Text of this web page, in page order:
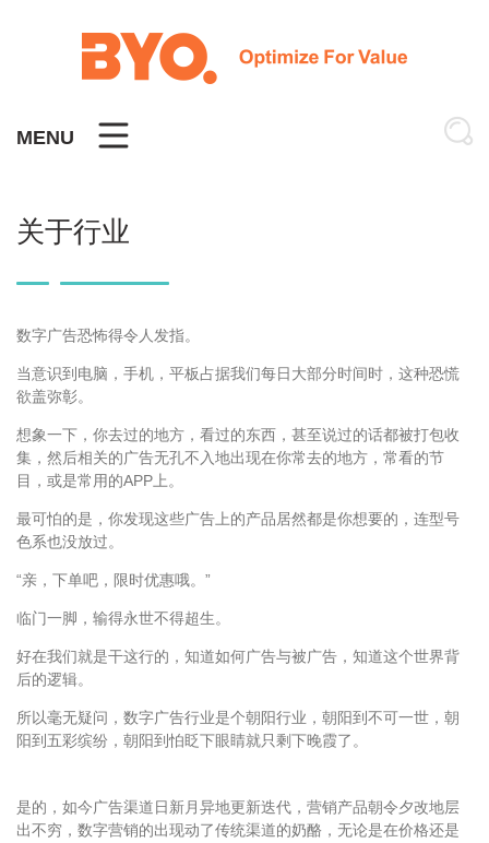
MENU
关于行业
数字广告恐怖得令人发指。
当意识到电脑，手机，平板占据我们每日大部分时间时，这种恐慌
欲盖弥彰。
想象一下，你去过的地方，看过的东西，甚至说过的话都被打包收
集，然后相关的广告无孔不入地出现在你常去的地方，常看的节
目，或是常用的APP上。
最可怕的是，你发现这些广告上的产品居然都是你想要的，连型号
色系也没放过。
“亲，下单吧，限时优惠哦。”
临门一脚，输得永世不得超生。
好在我们就是干这行的，知道如何广告与被广告，知道这个世界背
后的逻辑。
所以毫无疑问，数字广告行业是个朝阳行业，朝阳到不可一世，朝
阳到五彩缤纷，朝阳到怕眨下眼睛就只剩下晚霞了。
是的，如今广告渠道日新月异地更新迭代，营销产品朝令夕改地层
出不穷，数字营销的出现动了传统渠道的奶酪，无论是在价格还是